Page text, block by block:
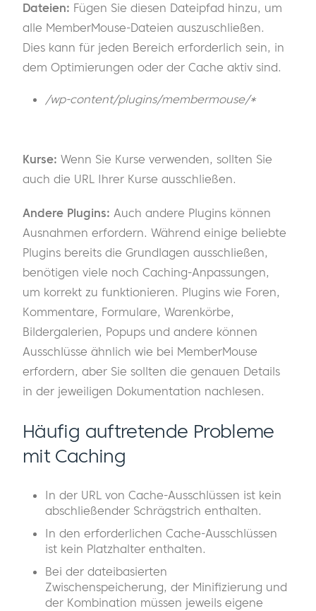
Dateien: Fügen Sie diesen Dateipfad hinzu, um
alle MemberMouse-Dateien auszuschließen.
Dies kann für jeden Bereich erforderlich sein, in
dem Optimierungen oder der Cache aktiv sind.
/wp-content/plugins/membermouse/*
Kurse: Wenn Sie Kurse verwenden, sollten Sie
auch die URL Ihrer Kurse ausschließen.
Andere Plugins: Auch andere Plugins können
Ausnahmen erfordern. Während einige beliebte
Plugins bereits die Grundlagen ausschließen,
benötigen viele noch Caching-Anpassungen,
um korrekt zu funktionieren. Plugins wie Foren,
Kommentare, Formulare, Warenkörbe,
Bildergalerien, Popups und andere können
Ausschlüsse ähnlich wie bei MemberMouse
erfordern, aber Sie sollten die genauen Details
in der jeweiligen Dokumentation nachlesen.
Häufig auftretende Probleme
mit Caching
In der URL von Cache-Ausschlüssen ist kein
abschließender Schrägstrich enthalten.
In den erforderlichen Cache-Ausschlüssen
ist kein Platzhalter enthalten.
Bei der dateibasierten
Zwischenspeicherung, der Minifizierung und
der Kombination müssen jeweils eigene